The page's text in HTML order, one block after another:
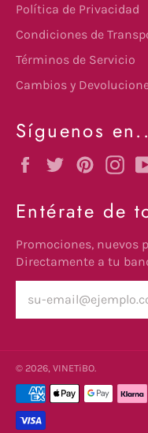
Política de Privacidad
Condiciones de
Términos de Servicio
Cambios y
Síguenos
FacebookTwitter
Entérate de
Promociones, nuevos
Directamente a tu
© 2026, VINETiBO
Métodos
de
pago